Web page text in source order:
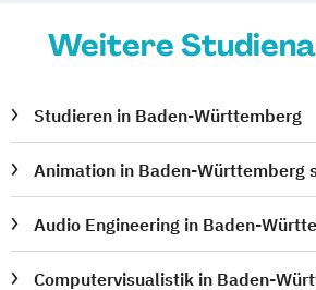
Weitere
Studieren in Baden-Württemberg
Animation in Baden-Württemberg
Audio Engineering in Baden-
Computervisualistik in Baden-